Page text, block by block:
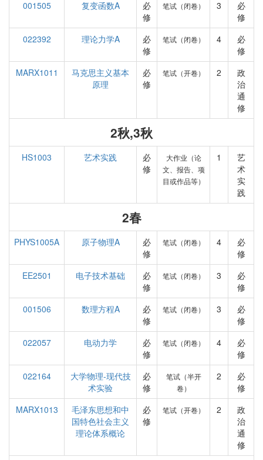
001505 复变函数A
必
修
笔试（闭卷） 3
必
修
022392
理论力学A
必
修
笔试（闭卷） 4
必
修
MARX1011
马克思主义基本
原理
必
修
笔试（开卷） 2
政
治
通
修
2秋,3秋
HS1003 艺术实践
必
修
大作业（论
文、报告、项
目或作品等）
1
艺
术
实
践
2春
PHYS1005A 原子物理A
必
修
笔试（闭卷） 4
必
修
EE2501
电子技术基础
必
修
笔试（闭卷） 3
必
修
001506
数理方程A
必
修
笔试（闭卷） 3
必
修
022057
电动力学
必
修
笔试（闭卷） 4
必
修
022164
大学物理-现代技
术实验
必
修
笔试（半开
卷）
2
必
修
MARX1013
毛泽东思想和中
国特色社会主义
理论体系概论
必
修
笔试（开卷） 2
政
治
通
修